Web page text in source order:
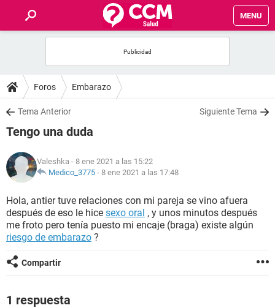
MENU
FOROS
SALUD
FAMILIA
NUTRICIÓN
BIENESTAR
SEXUALIDAD
GLOSARIO
Foros Embarazo
Tema Anterior Siguiente Tema
Tengo una duda
Valeshka - 8 ene 2021 a las 15:22
Medico_3775 - 8 ene 2021 a las 17:48
Hola, antier tuve relaciones con mi pareja se vino afuera
después de eso le hice sexo oral , y unos minutos después
me froto pero tenía puesto mi encaje (braga) existe algún
riesgo de embarazo ?
Compartir
1 respuesta